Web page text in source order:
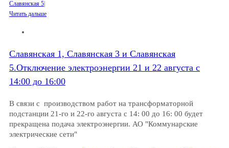
Славянская 5|
Читать дальше
Славянская 1, Славянская 3 и Славянская
5.Отключение электроэнергии 21 и 22 августа с
14:00 до 16:00
В связи с производством работ на трансформаторной
подстанции 21-го и 22-го августа с 14: 00 до 16: 00 будет
прекращена подача электроэнергии. АО "Коммунарские
электрические сети"